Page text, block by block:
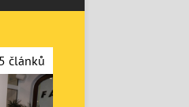
článků